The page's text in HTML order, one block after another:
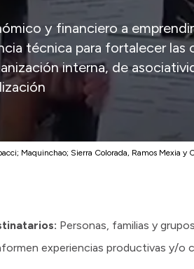
y financiero a
técnica para fortalecer las
interna, de
Maquinchao; Sierra Colorada, Ramos Mexia
Personas, familias y
experiencias productivas y/o